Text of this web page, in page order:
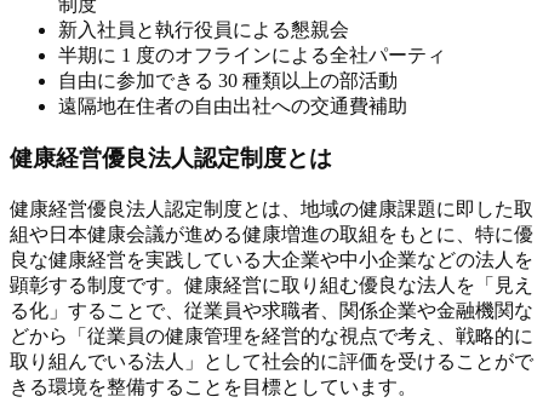
制度
新入社員と執行役員による懇親会
半期に 1 度のオフラインによる全社パーティ
自由に参加できる 30 種類以上の部活動
遠隔地在住者の自由出社への交通費補助
健康経営優良法人認定制度とは
健康経営優良法人認定制度とは、地域の健康課題に即した取
組や日本健康会議が進める健康増進の取組をもとに、特に優
良な健康経営を実践している大企業や中小企業などの法人を
顕彰する制度です。健康経営に取り組む優良な法人を「見え
る化」することで、従業員や求職者、関係企業や金融機関な
どから「従業員の健康管理を経営的な視点で考え、戦略的に
取り組んでいる法人」として社会的に評価を受けることがで
きる環境を整備することを目標としています。